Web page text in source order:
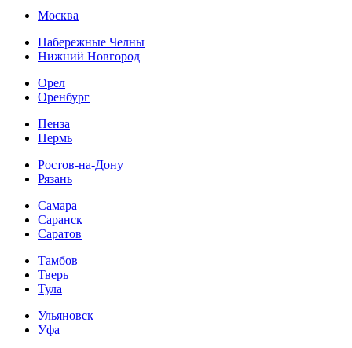
Москва
Набережные Челны
Нижний Новгород
Орел
Оренбург
Пенза
Пермь
Ростов-на-Дону
Рязань
Самара
Саранск
Саратов
Тамбов
Тверь
Тула
Ульяновск
Уфа